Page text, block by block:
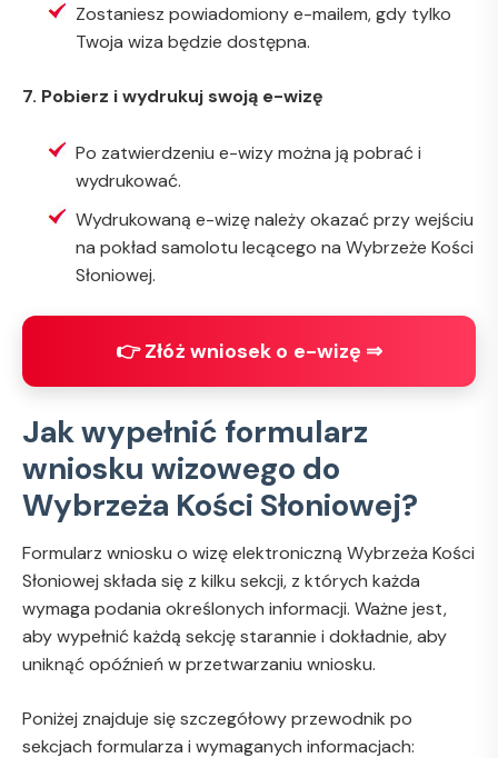
Zostaniesz powiadomiony e-mailem, gdy tylko
Twoja wiza będzie dostępna.
7. Pobierz i wydrukuj swoją e-wizę
Po zatwierdzeniu e-wizy można ją pobrać i
wydrukować.
Wydrukowaną e-wizę należy okazać przy wejściu
na pokład samolotu lecącego na Wybrzeże Kości
Słoniowej.
👉 Złóż wniosek o e-wizę ⇒
Jak wypełnić formularz
wniosku wizowego do
Wybrzeża Kości Słoniowej?
Formularz wniosku o wizę elektroniczną Wybrzeża Kości
Słoniowej składa się z kilku sekcji, z których każda
wymaga podania określonych informacji. Ważne jest,
aby wypełnić każdą sekcję starannie i dokładnie, aby
uniknąć opóźnień w przetwarzaniu wniosku.
Poniżej znajduje się szczegółowy przewodnik po
sekcjach formularza i wymaganych informacjach: